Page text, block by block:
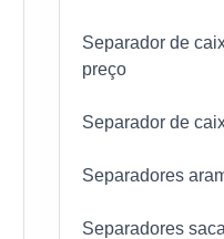
Separador de
preço
Separador de
Separadores
Separadores